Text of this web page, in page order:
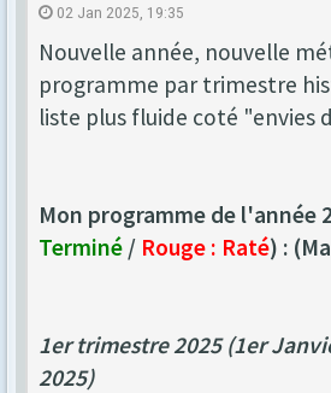
02 Jan 2025, 19:35
Nouvelle année, nouvelle
programme par trimestre
liste plus fluide coté "envies
Mon programme de l'année
Terminé / Rouge : Raté) :
1er trimestre 2025 (1er
2025)